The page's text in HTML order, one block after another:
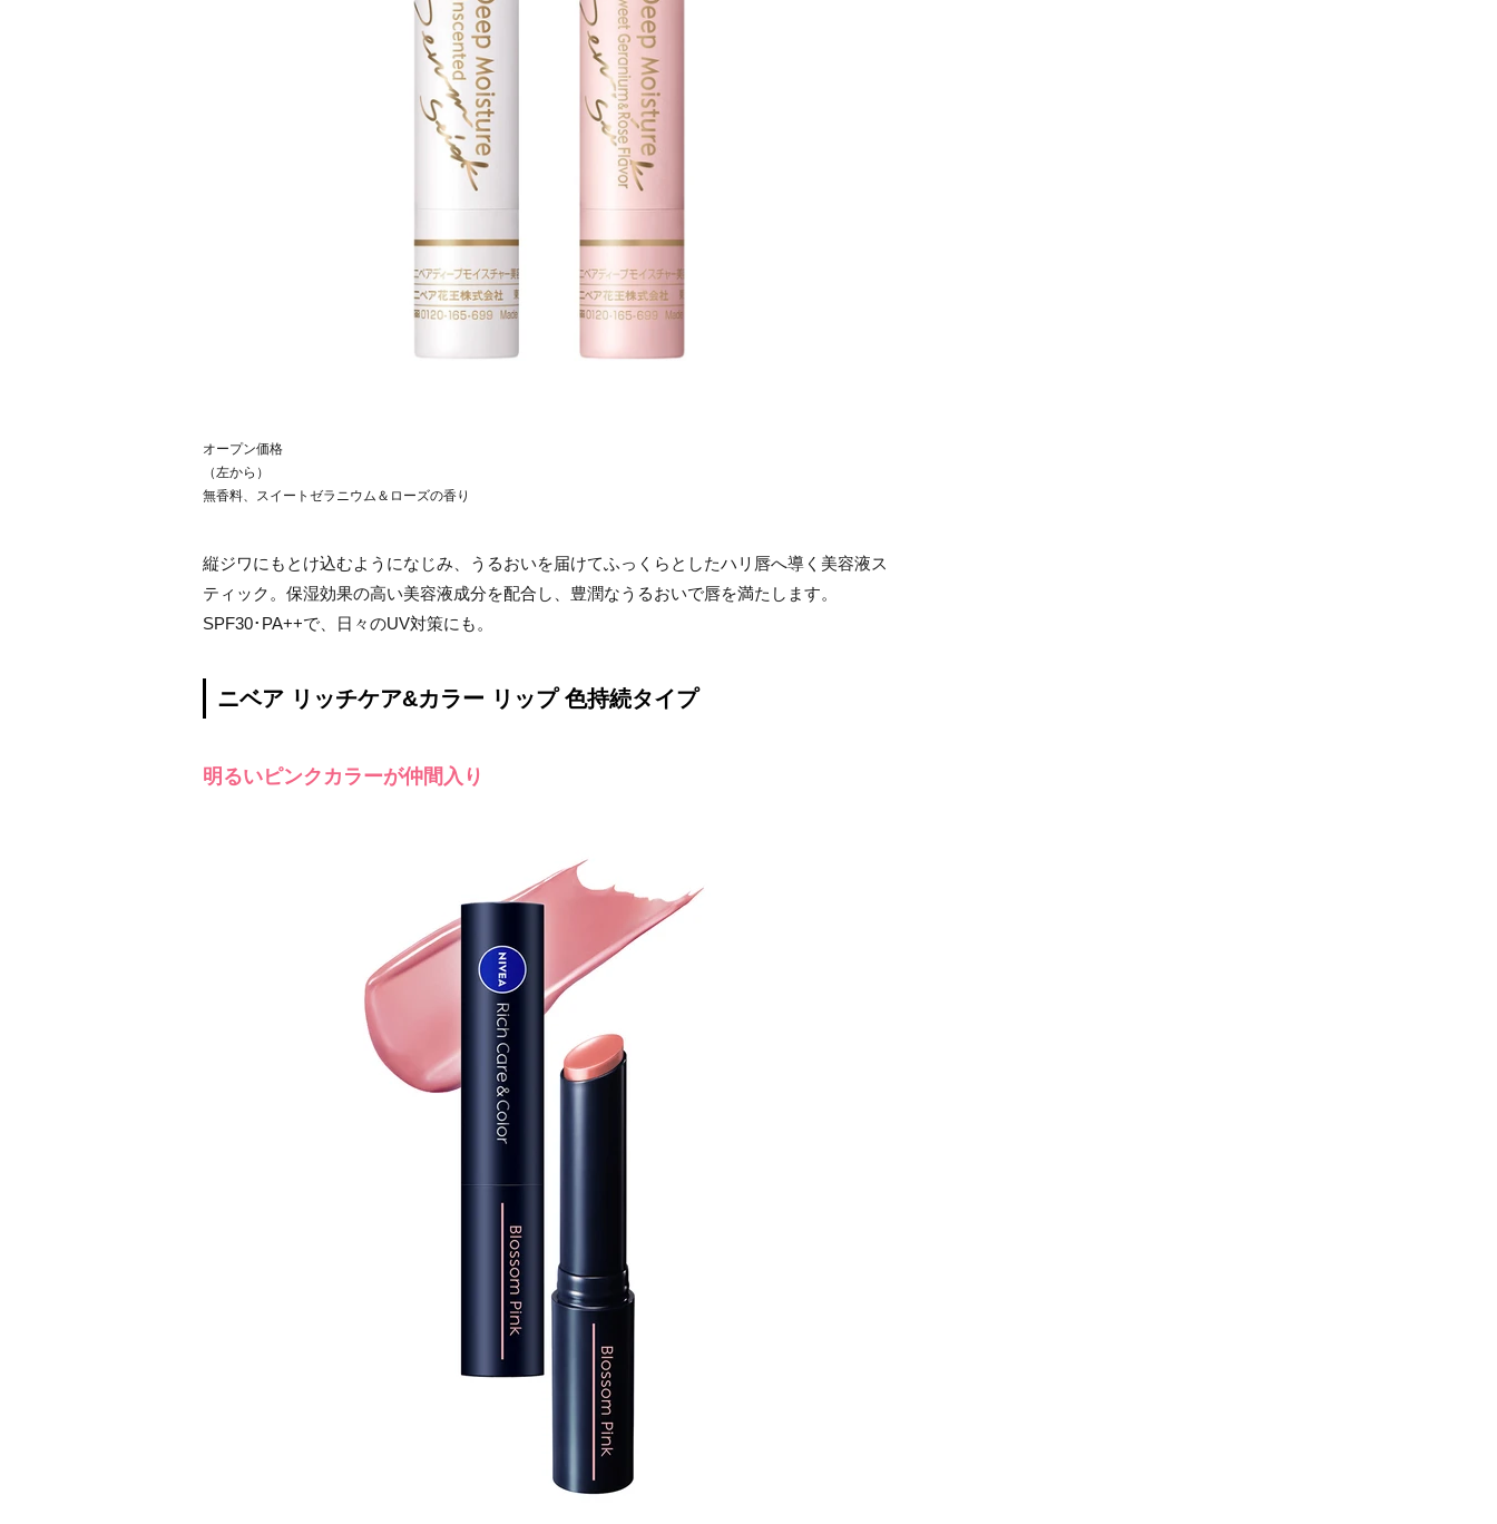
オープン価格
（左から）
無香料、スイートゼラニウム＆ローズの香り
縦ジワにもとけ込むようになじみ、うるおいを届けてふっくらとしたハリ唇へ導く美容液ス
ティック。保湿効果の高い美容液成分を配合し、豊潤なうるおいで唇を満たします。
SPF30･PA++で、日々のUV対策にも。
ニベア リッチケア&カラー リップ 色持続タイプ
明るいピンクカラーが仲間入り